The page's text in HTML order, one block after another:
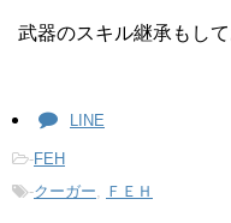
武器のスキル継承もして
LINE
-FEH
-クーガー ＦＥＨ